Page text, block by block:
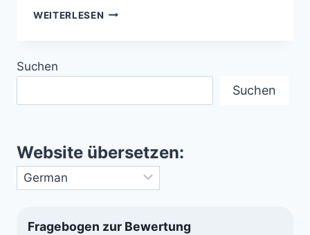
WEITERLESEN MEGA-
Suchen
Suchen
Website übersetzen:
Fragebogen zur Bewertung